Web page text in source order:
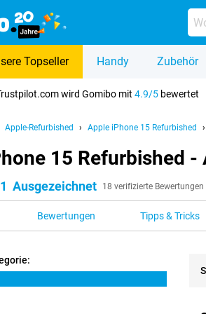
Topseller Handy Zubehör
wird Gomibo mit4.9/5 bewertet
Apple-Refurbished Apple iPhone 15 Refurbished
15 Refurbished -
Ausgezeichnet 18 verifizierte Bewertungen
Bewertungen Tipps & Tricks